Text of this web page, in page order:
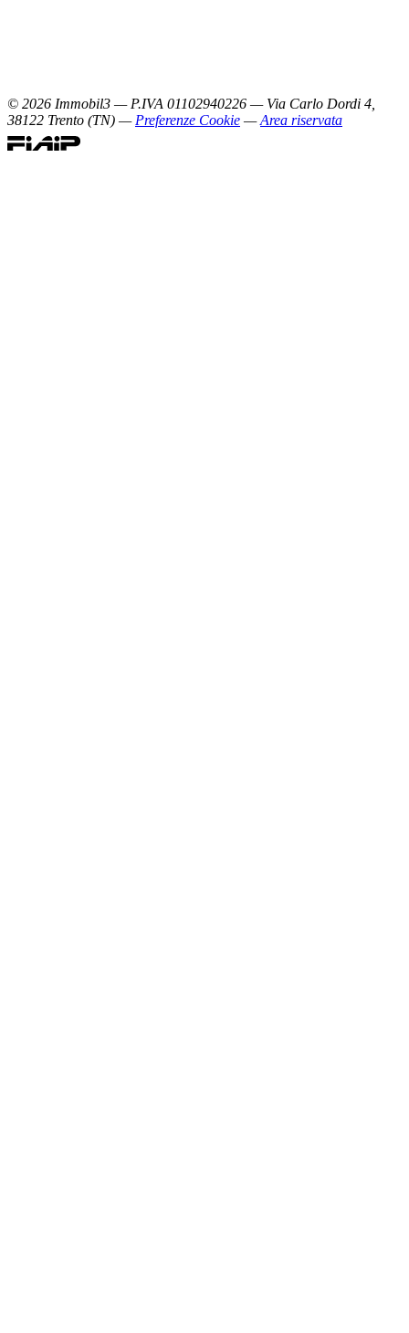
© 2026 Immobil3 — P.IVA 01102940226 — Via Carlo Dordi 4,
38122 Trento (TN) — Preferenze Cookie — Area riservata